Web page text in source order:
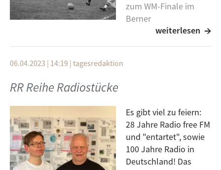
zum WM-Finale im
Berner
Wankdorfstadion an.
dadurch Weltmeister – Das Wunder von Bern war
geboren.
zurückzublicken und ihm heute Abend eine eigene
Sendung zu widmen. Eine Stunde Herrengedeck zum
Wunder von Bern. Mit Andreas Kullick und live aus
dem Stadion in der Büchse.
weiterlesen
06.04.2023 | 14:19 | tagesredaktion
RR Reihe Radiostücke
Es gibt viel zu feiern:
28 Jahre Radio free FM
und "entartet", sowie
100 Jahre Radio in
Deutschland! Das